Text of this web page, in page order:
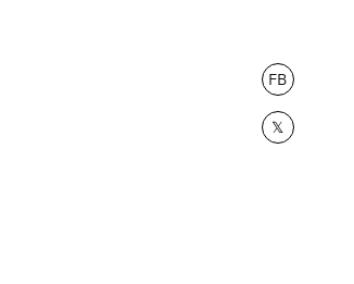
FB
𝕏